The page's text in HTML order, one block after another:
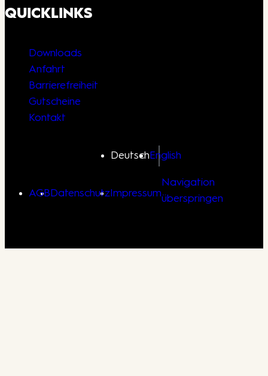
QUICKLINKS
Downloads
Anfahrt
Barrierefreiheit
Gutscheine
Kontakt
Deutsch English
Navigation
überspringen
Impressum
Datenschutz
AGB